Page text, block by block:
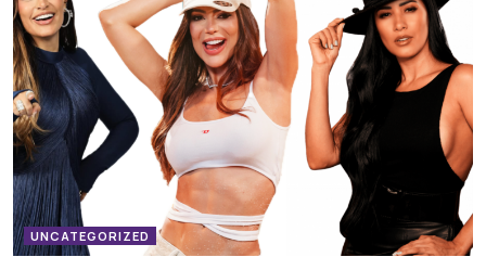
UNCATEGORIZED